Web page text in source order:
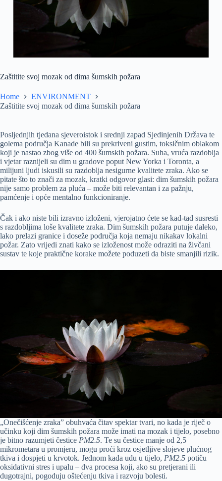
Zaštitite svoj mozak od dima šumskih požara
Home
ENVIRONMENT
Zaštitite svoj mozak od dima šumskih požara
Posljednjih tjedana sjeveroistok i srednji zapad Sjedinjenih Država te
golema područja Kanade bili su prekriveni gustim, toksičnim oblakom
koji je nastao zbog više od 400 šumskih požara. Suha, vruća razdoblja
i vjetar raznijeli su dim u gradove poput New Yorka i Toronta, a
milijuni ljudi iskusili su razdoblja nesigurne kvalitete zraka. Ako se
pitate što to znači za mozak, kratki odgovor glasi: dim šumskih požara
nije samo problem za pluća – može biti relevantan i za pažnju,
pamćenje i opće mentalno funkcioniranje.
Čak i ako niste bili izravno izloženi, vjerojatno ćete se kad-tad susresti
s razdobljima loše kvalitete zraka. Dim šumskih požara putuje daleko,
lako prelazi granice i doseže područja koja nemaju nikakav lokalni
požar. Zato vrijedi znati kako se izloženost može odraziti na živčani
sustav te koje praktične korake možete poduzeti da biste smanjili rizik.
„Onečišćenje zraka” obuhvaća čitav spektar tvari, no kada je riječ o
učinku koji dim šumskih požara može imati na mozak i tijelo, posebno
je bitno razumjeti čestice PM2.5. Te su čestice manje od 2,5
mikrometara u promjeru, mogu proći kroz osjetljive slojeve plućnog
tkiva i dospjeti u krvotok. Jednom kada uđu u tijelo, PM2.5 potiču
oksidativni stres i upalu – dva procesa koji, ako su pretjerani ili
dugotrajni, pogoduju oštećenju tkiva i razvoju bolesti.